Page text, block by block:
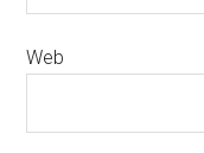
Web